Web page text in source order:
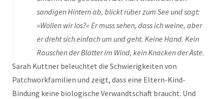
sandigen Hintern ab, blickt rüber zum See und sagt:
»Wollen wir los?« Er muss sehen, dass ich weine, aber
er dreht sich einfach um und geht. Keine Hand. Kein
Rauschen der Blätter im Wind, kein Knacken der Äste.
Sarah Kuttner beleuchtet die Schwierigkeiten von
Patchworkfamilien und zeigt, dass eine Eltern-Kind-
Bindung keine biologische Verwandtschaft braucht. Und